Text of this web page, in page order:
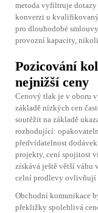
metoda vyfiltruje dotazy
konverzi u
pro dlouhodobé
provozní kapacity,
Pozicování
nejnižší ceny
Cenový tlak je v oboru
základě nízkých cen
soutěžit na základě
rozhodující:
předvídatelnost
projekty, cení spojitost
získává ještě větší váhu
celní prodlevy ovlivňují
Obchodní komunikace
překližky spolehlivá